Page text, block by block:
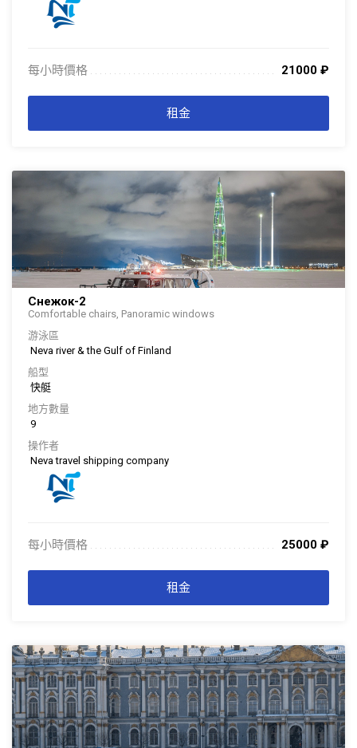
每小時價格 21000 ₽
. . . . . . . . . . . . . . . . . . . . . . . . . . . . . . . . . . . . . . . . . . . . . . . . . . . . . . . . . . . . . . .
租金
Снежок-2
Comfortable chairs, Panoramic windows
游泳區
Neva river & the Gulf of Finland
船型
快艇
地方數量
9
操作者
Neva travel shipping company
每小時價格 25000 ₽
. . . . . . . . . . . . . . . . . . . . . . . . . . . . . . . . . . . . . . . . . . . . . . . . . . . . . . . . . . . . . . .
租金